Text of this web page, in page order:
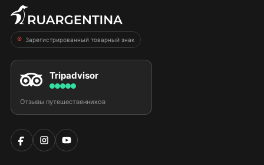
Зарегистрированный товарный знак
Tripadvisor
Отзывы путешественников